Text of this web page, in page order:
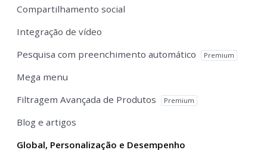
Compartilhamento social
Integração de vídeo
Pesquisa com preenchimento automático
Premium
Mega menu
Filtragem Avançada de Produtos
Premium
Blog e artigos
Global, Personalização e Desempenho